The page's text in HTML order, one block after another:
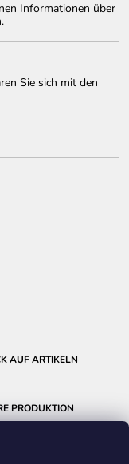
Informationen über
Sie sich mit den
AUF ARTIKELN
PRODUKTION